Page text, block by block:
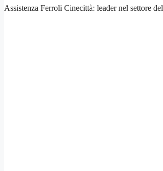
Assistenza Ferroli Cinecittà: leader nel settore